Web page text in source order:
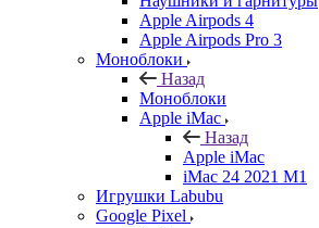
Apple Airpods 4
Apple Airpods Pro 3
Моноблоки
Назад
Моноблоки
Apple iMac
Назад
Apple iMac
iMac 24 2021 M1
Игрушки Labubu
Google Pixel